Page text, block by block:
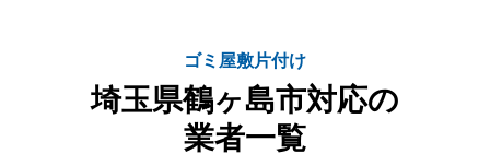
ゴミ屋敷片付け
埼玉県鶴ヶ島市対応の
業者一覧